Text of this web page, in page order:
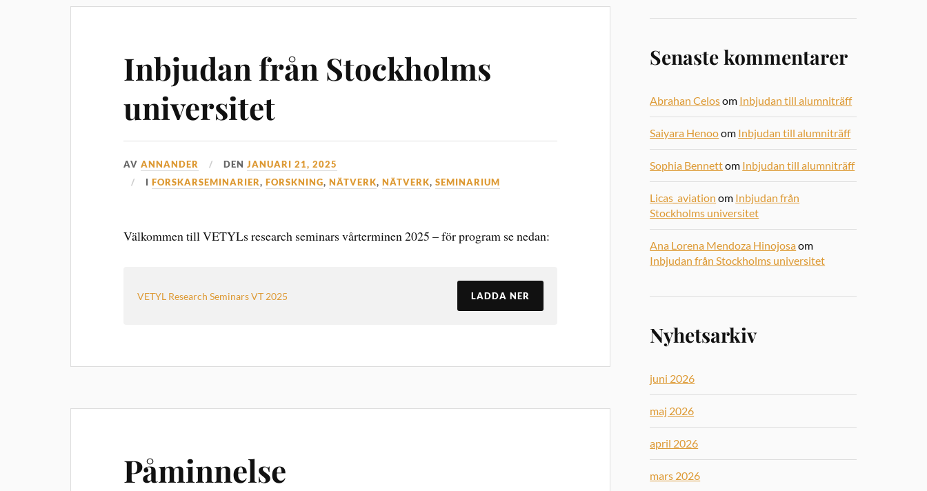
Inbjudan från Stockholms
universitet
AVANNANDER DENJANUARI 21, 2025
IFORSKARSEMINARIER,FORSKNING,NÄTVERK,NÄTVERK,SEMINARIUM
Välkommen till VETYLs research seminars vårterminen 2025 – för program se nedan:
VETYL Research Seminars VT 2025 LADDA NER
Påminnelse
Senaste kommentarer
Abrahan Celosom Inbjudan till alumniträff
Saiyara Henooom Inbjudan till alumniträff
Sophia Bennettom Inbjudan till alumniträff
Licas_aviation om Inbjudan från
Stockholms universitet
Ana Lorena Mendoza Hinojosaom
Inbjudan från Stockholms universitet
Nyhetsarkiv
juni 2026
maj 2026
april 2026
mars 2026